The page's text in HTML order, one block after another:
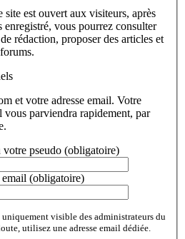
ouvert aux visiteurs, après
pourrez consulter
des articles et
et votre adresse email. Votre
vous parviendra rapidement, par
Votre nom ou votre pseudo (obligatoire)
Votre adresse email (obligatoire)
uniquement visible des administrateurs du
utilisez une adresse email dédiée.